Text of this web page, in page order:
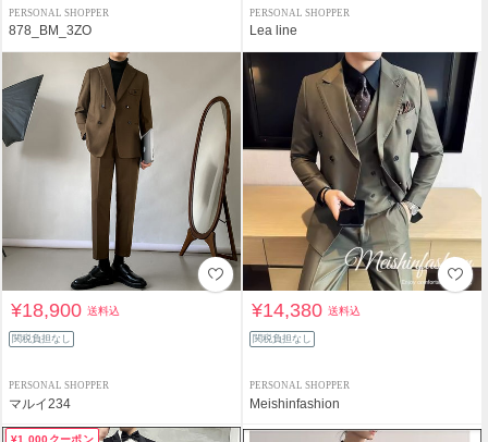
PERSONAL SHOPPER
878_BM_3ZO
PERSONAL SHOPPER
Lea line
¥18,900送料込
関税負担なし
PERSONAL SHOPPER
マルイ234
¥14,380送料込
関税負担なし
PERSONAL SHOPPER
Meishinfashion
¥1,000クーポン